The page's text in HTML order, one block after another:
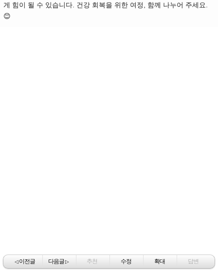
게 힘이 될 수 있습니다. 건강 회복을 위한 여정, 함께 나누어 주세요.
😊
◁이전글 다음글▷ 추천 수정 확대 답변